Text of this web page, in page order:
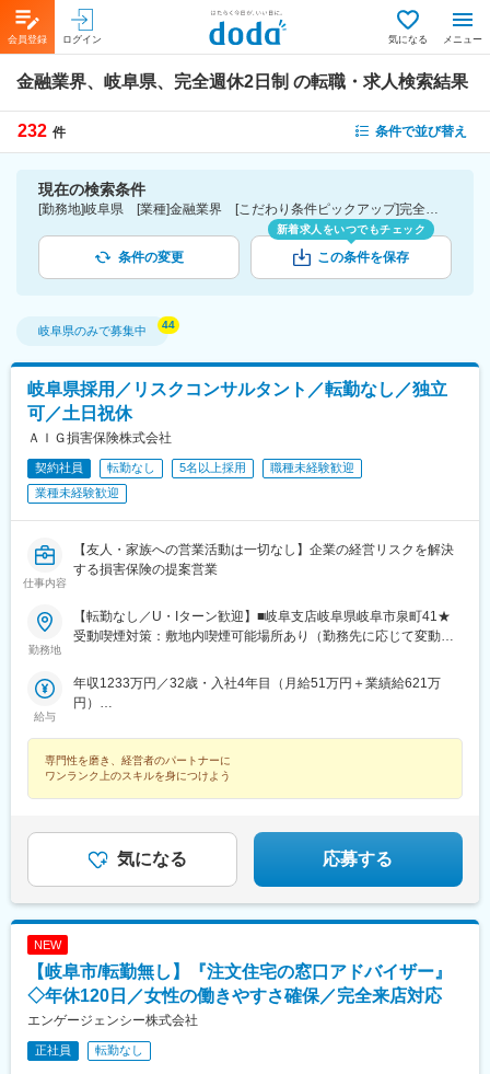
会員登録 ログイン 気になる メニュー
金融業界、岐阜県、完全週休2日制 の転職・求人検索結果
232 件 条件で並び替え
現在の検索条件
[勤務地]岐阜県 [業種]金融業界 [こだわり条件ピックアップ]完全週休2日制 [詳細条件](休日・働き方)完全週休2日制
条件の変更
新着求人をいつでもチェック
この条件を保存
岐阜県のみで募集中
岐阜県採用／リスクコンサルタント／転勤なし／独立
可／土日祝休
ＡＩＧ損害保険株式会社
契約社員 転勤なし 5名以上採用
職種未経験歓迎
業種未経験歓迎
仕事内容
【友人・家族への営業活動は一切なし】企業の経営リスクを解決
する損害保険の提案営業
勤務地
【転勤なし／U・Iターン歓迎】■岐阜支店岐阜県岐阜市泉町41★
受動喫煙対策：敷地内喫煙可能場所あり（勤務先に応じて変動の
給与
年収1233万円／32歳・入社4年目（月給51万円＋業績給621万
円）
専門性を磨き、経営者のパートナーに
ワンランク上のスキルを身につけよう
気になる 応募する
NEW
【岐阜市/転勤無し】『注文住宅の窓口アドバイザー』
◇年休120日／女性の働きやすさ確保／完全来店対応
エンゲージェンシー株式会社
正社員 転勤なし